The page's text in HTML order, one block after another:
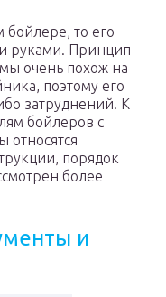
бойлере, то его
руками. Принцип
очень похож на
поэтому его
затруднений. К
бойлеров с
относятся
порядок
более
и